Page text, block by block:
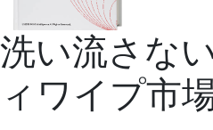
洗い流さな
ィワイプ市